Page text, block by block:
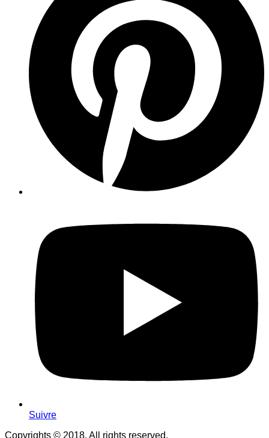
Suivre
Copyrights © 2018. All rights reserved.